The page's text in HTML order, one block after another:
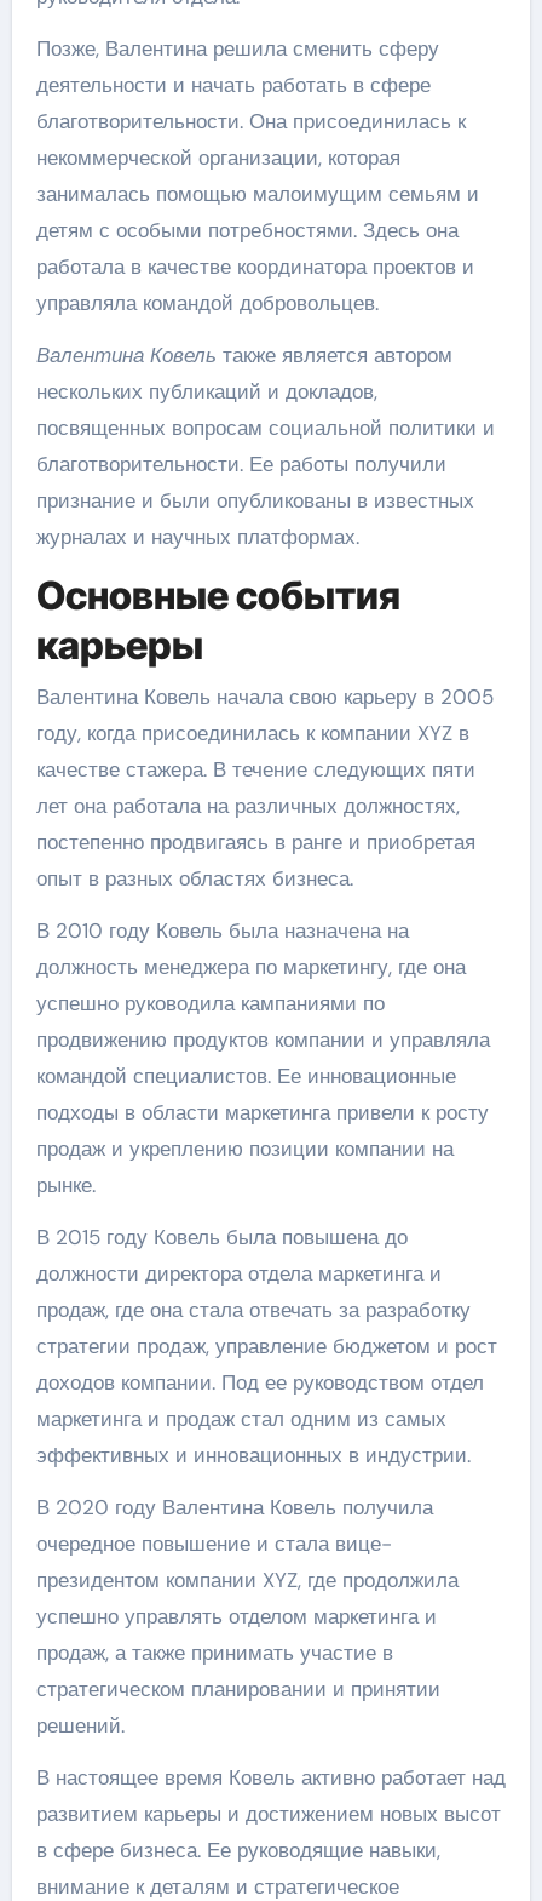
Позже, Валентина решила сменить сферу
деятельности и начать работать в сфере
благотворительности. Она присоединилась к
некоммерческой организации, которая
занималась помощью малоимущим семьям и
детям с особыми потребностями. Здесь она
работала в качестве координатора проектов и
управляла командой добровольцев.
Валентина Ковель также является автором
нескольких публикаций и докладов,
посвященных вопросам социальной политики и
благотворительности. Ее работы получили
признание и были опубликованы в известных
журналах и научных платформах.
Основные события
карьеры
Валентина Ковель начала свою карьеру в 2005
году, когда присоединилась к компании XYZ в
качестве стажера. В течение следующих пяти
лет она работала на различных должностях,
постепенно продвигаясь в ранге и приобретая
опыт в разных областях бизнеса.
В 2010 году Ковель была назначена на
должность менеджера по маркетингу, где она
успешно руководила кампаниями по
продвижению продуктов компании и управляла
командой специалистов. Ее инновационные
подходы в области маркетинга привели к росту
продаж и укреплению позиции компании на
рынке.
В 2015 году Ковель была повышена до
должности директора отдела маркетинга и
продаж, где она стала отвечать за разработку
стратегии продаж, управление бюджетом и рост
доходов компании. Под ее руководством отдел
маркетинга и продаж стал одним из самых
эффективных и инновационных в индустрии.
В 2020 году Валентина Ковель получила
очередное повышение и стала вице-
президентом компании XYZ, где продолжила
успешно управлять отделом маркетинга и
продаж, а также принимать участие в
стратегическом планировании и принятии
решений.
В настоящее время Ковель активно работает над
развитием карьеры и достижением новых высот
в сфере бизнеса. Ее руководящие навыки,
внимание к деталям и стратегическое